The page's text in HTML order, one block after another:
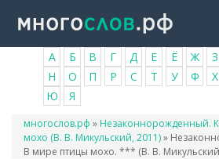
основному
содержанию
А Б В Г Д Е Ё Ж З
Н
О П Р С Т У Ф Х
Ю
Я
Вы
здесь
многослов.рф » Незаконнорожденный.
мохо (В. В. Микульский, 2011)»
В мире птицы мохо. *** (В. В.